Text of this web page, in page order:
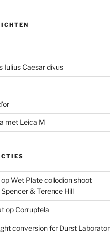
Iulius Caesar divus
met Leica M
opWet Plate collodion shoot
& Terence Hill
op Corruptela
conversion for Durst Laborator